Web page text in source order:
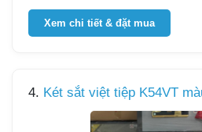
Xem chi tiết & đặt mua
4. Két sắt việt tiệp K54VT